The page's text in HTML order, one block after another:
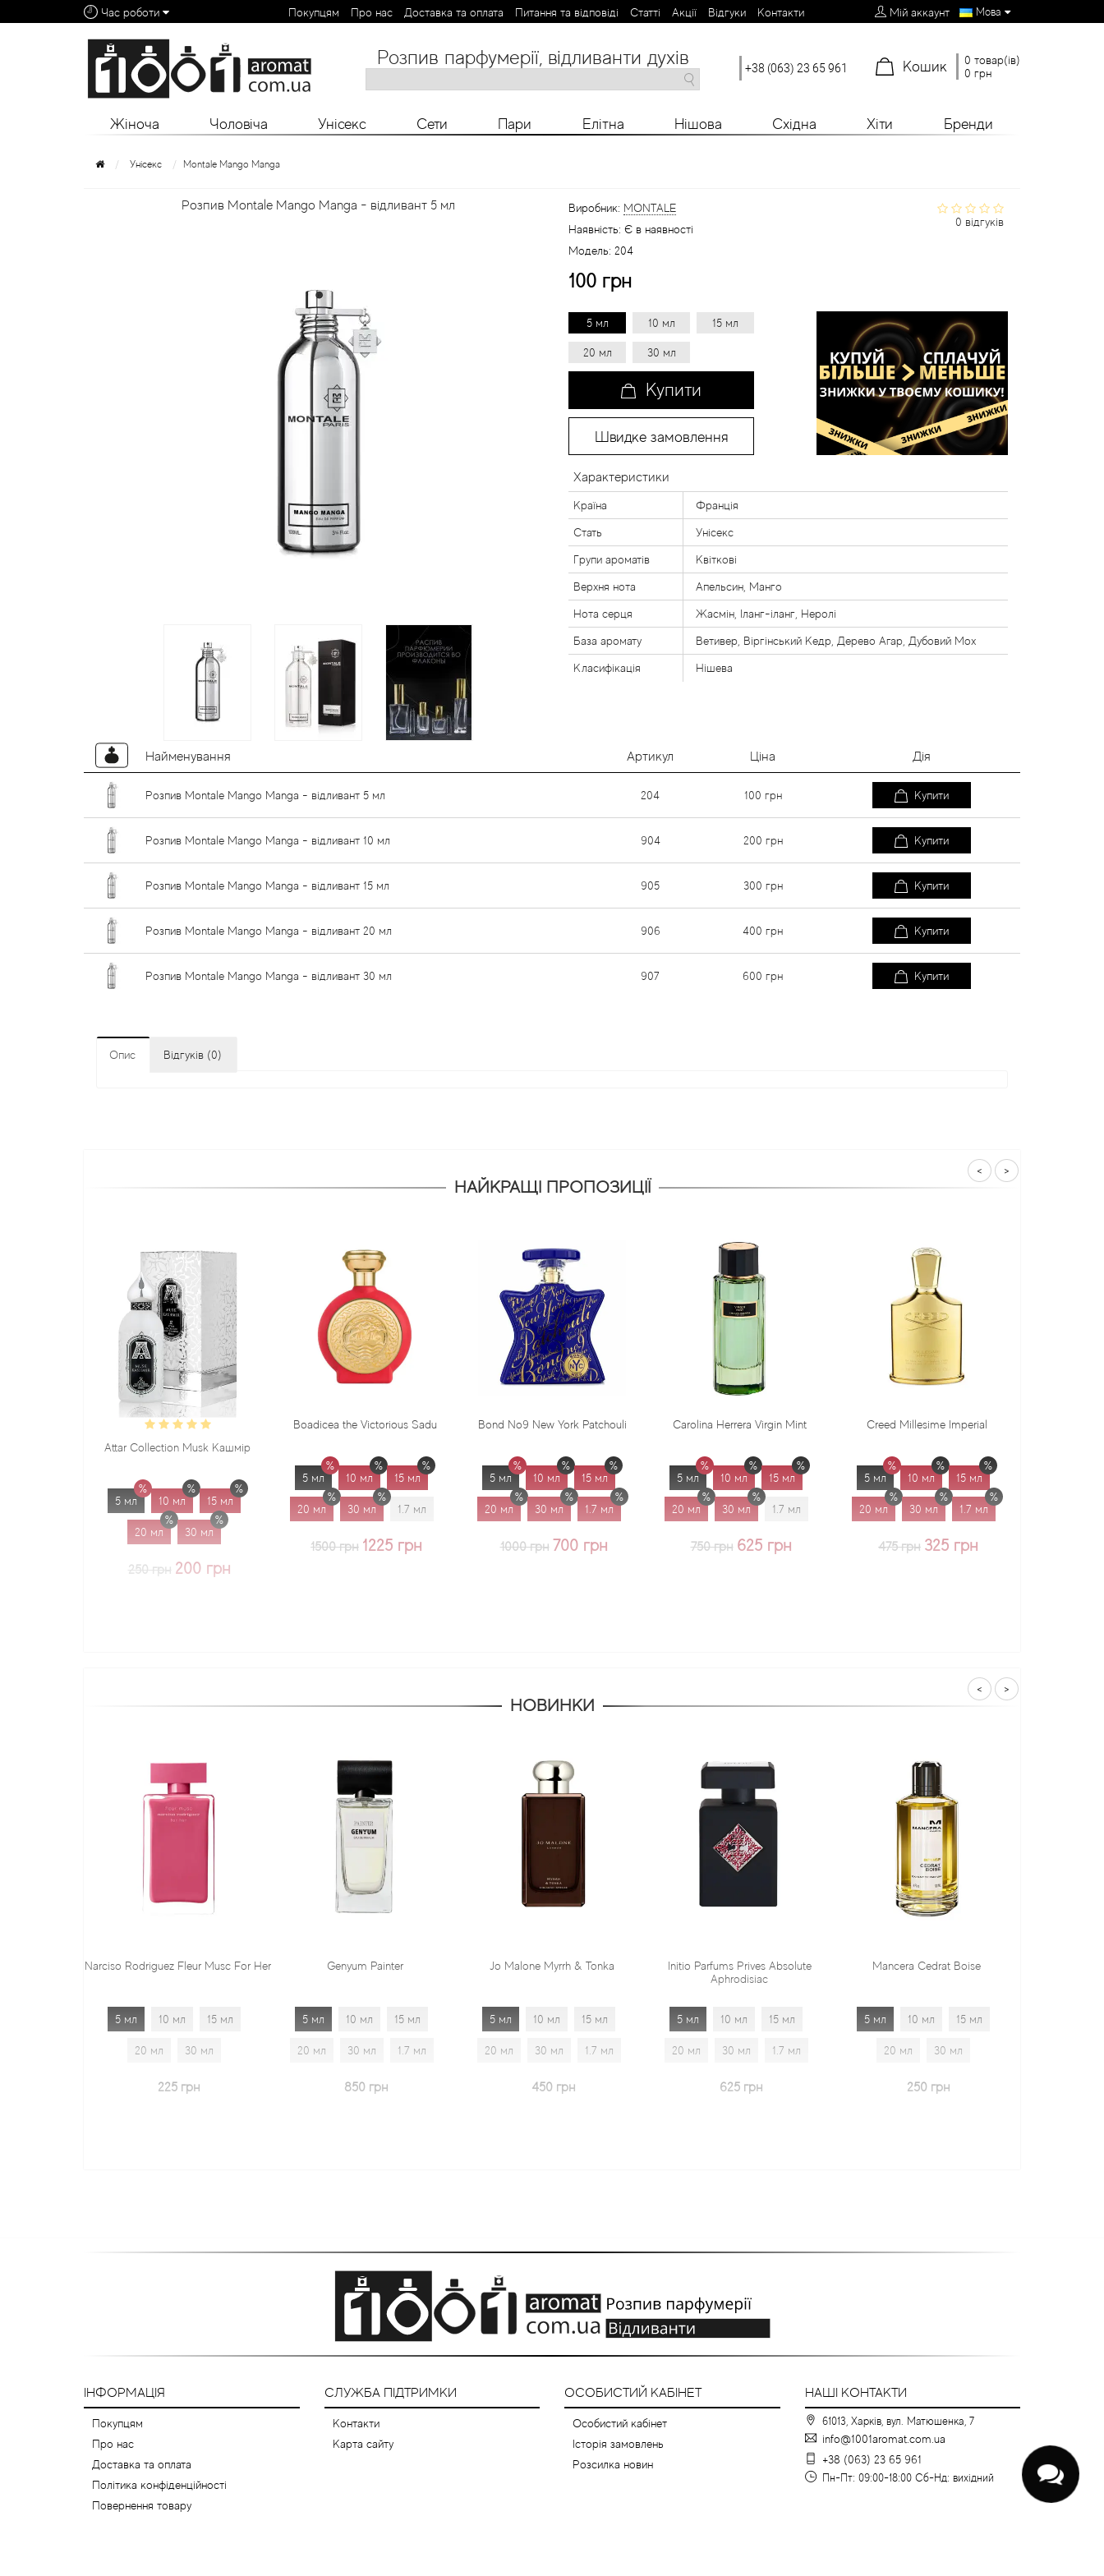
Час роботи Покупцям Про нас Доставка та оплата Питання та відповіді Статті Aкції Відгуки Контакти Мій аккаунт Мова
Алфавітний покажчик: 0 - 9 A B C D F G H M N O P R S T V X Y Z
Розпив парфумерії, відливанти духів +38 (063) 23 65 961 Кошик
0 товар(ів)
0 грн
Жіноча Чоловіча Унісекс Сети Пари Елітна Нішова Східна Хіти Бренди
Унісекс Montale Mango Manga
Розпив Montale Mango Manga - відливант 5 мл
0 відгуків
Виробник: MONTALE
Наявність: Є в наявності
Модель: 204
100 грн
5 мл 10 мл 15 мл
20 мл 30 мл
Купити
Швидке замовлення
Характеристики
Країна Франція
Стать Унісекс
Групи ароматів Квіткові
Верхня нота Апельсин, Манго
Нота серця Жасмін, Іланг-іланг, Неролі
База аромату Ветивер, Віргінський Кедр, Дерево Агар, Дубовий Мох
Класифікація Нішева
Найменування Артикул Ціна Дія
Розпив Montale Mango Manga - відливант 5 мл 204 100 грн Купити
Розпив Montale Mango Manga - відливант 10 мл 904 200 грн Купити
Розпив Montale Mango Manga - відливант 15 мл 905 300 грн Купити
Розпив Montale Mango Manga - відливант 20 мл 906 400 грн Купити
Розпив Montale Mango Manga - відливант 30 мл 907 600 грн Купити
Опис Відгуків (0)
НАЙКРАЩІ ПРОПОЗИЦІЇ
Collection Musk Кашмір
15 мл
Boadicea the Victorious Sadu
5 мл 10 мл 15 мл
20 мл 1.7 мл
1500 грн 1225 грн
Bond No9 New York Patchouli
5 мл 10 мл 15 мл
20 мл 1.7 мл
1000 грн
Carolina Herrera Virgin Mint
5 мл 10 мл 15 мл
20 мл 30 мл 1.7 мл
750 грн
Creed Millesime Imperial
5 мл 10 мл 15 мл
20 мл 1.7 мл
475 грн
Dr. Gritti Tutu
5 мл 10 мл
20 мл 30 мл
< >
НОВИНКИ
Rodriguez Fleur Musc For Her
15 мл
Genyum Painter
5 мл 15 мл
20 мл 1.7 мл
Jo Malone Myrrh & Tonka
5 мл 15 мл
20 мл 1.7 мл
Initio Parfums Prives Absolute
5 мл 15 мл
20 мл 1.7 мл
Mancera Cedrat Boise
5 мл 15 мл
20 мл
Tiziana Terenzi Orza
5 мл
20 мл
< >
ІНФОРМАЦІЯ
Покупцям
Про нас
Доставка та оплата
Політика конфіденційності
Повернення товару
СЛУЖБА ПІДТРИМКИ
Контакти
Карта сайту
ОСОБИСТИЙ КАБІНЕТ
Особистий кабінет
Історія замовлень
Розсилка новин
НАШІ КОНТАКТИ
61013, Харків, вул. Матюшенка, 7
info@1001aromat.com.ua
+38 (063) 23 65 961
Пн-Пт: 09:00-18:00 Сб-Нд: вихідний